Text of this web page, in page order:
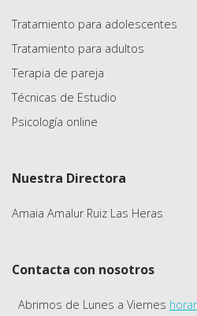
Tratamiento para adolescentes
Tratamiento para adultos
Terapia de pareja
Técnicas de Estudio
Psicología online
Nuestra Directora
Amaia Amalur Ruiz Las Heras
Contacta con nosotros
Abrimos de Lunes a Viernes